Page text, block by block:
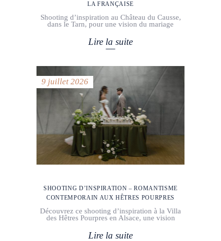
LA FRANÇAISE
Shooting d’inspiration au Château du Causse,
dans le Tarn, pour une vision du mariage
Lire la suite
9 juillet 2026
SHOOTING D’INSPIRATION – ROMANTISME
CONTEMPORAIN AUX HÊTRES POURPRES
Découvrez ce shooting d’inspiration à la Villa
des Hêtres Pourpres en Alsace, une vision
Lire la suite